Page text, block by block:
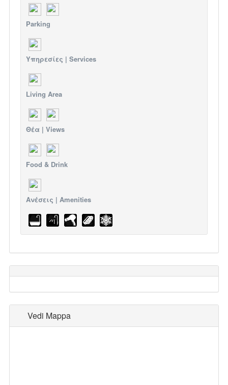
Parking
Υπηρεσίες | Services
Living Area
Θέα | Views
Food & Drink
Ανέσεις | Amenities
Vedi Mappa